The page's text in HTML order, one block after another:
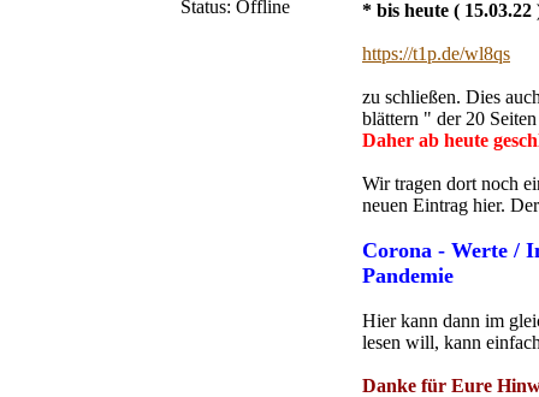
Status: Offline
* bis heute ( 15.03.22
https://t1p.de/wl8qs
zu schließen. Dies
blättern " der 20
Daher ab heute
Wir tragen dort noch
neuen Eintrag hier.
Corona - Werte /
Pandemie
Hier kann dann im
lesen will, kann
Danke für Eure